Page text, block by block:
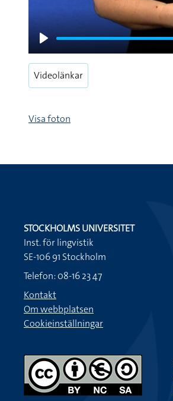
Play
Videolänkar
Visa foton
STOCKHOLMS UNIVERSITET
Inst. för lingvistik
SE-106 91 Stockholm
Telefon: 08-16 23 47
Kontakt
Om webbplatsen
Cookieinställningar